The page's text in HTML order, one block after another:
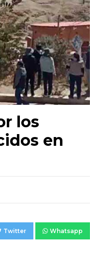
los
en
Twitter Whatsapp